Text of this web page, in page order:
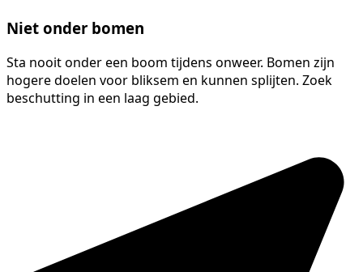
Niet onder bomen
Sta nooit onder een boom tijdens onweer. Bomen zijn
hogere doelen voor bliksem en kunnen splijten. Zoek
beschutting in een laag gebied.